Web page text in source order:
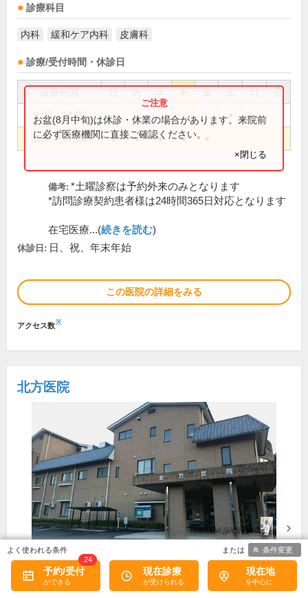
診療科目
内科 緩和ケア内科 皮膚科
診療/受付時間・休診日
祝
9:00～12:00
9:00～17:00 ● ● ● ●
お盆(8月中旬)は休診・休業の場合があります。来院前
に必ず医療機関に直接ご確認ください。
×閉じる
備考: *土曜診察は予約外来のみとなります
*訪問診療契約患者様は24時間365日対応となります
在宅医療...(続きを読む)
休診日: 日、祝、年末年始
この医院の詳細をみる
アクセス数※
北方医院
所在地・電話番号
宮崎県延岡市北方町川水流1412-1[地図]
予約/受付
24
現在診療 現在地
条件変更